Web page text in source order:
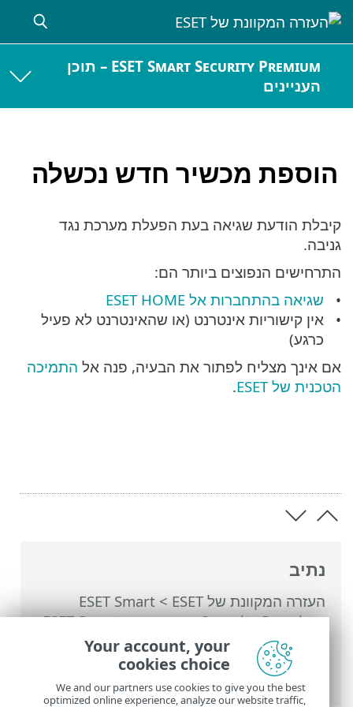
ESET Smart Security Premium – תוכן
העניינים
הוספת מכשיר חדש נכשלה
נתיב
העזרה המקוונת של ESET >
ESET Smart
Security Premium
>
עבודה עם ESET Smart
Security Premium
>הגדרות> כלי אבטחה
מערכת נגד גניבה> חלונות דו-שיח - מערכת
נגד גניבה > הוספת מכשיר חדש נכשלה
קיבלת הודעת שגיאה בעת הפעלת מערכת נגד
גניבה.
התרחישים הנפוצים ביותר הם:
שגיאה בהתחברות אל ESET HOME
אין קישוריות אינטרנט (או שהאינטרנט לא פעיל
כרגע)
אם אינך מצליח לפתור את הבעיה, פנה אל התמיכה
הטכנית של ESET
.
Your account, your
cookies choice
We and our partners use cookies to give you the best
optimized online experience, analyze our website traffic,